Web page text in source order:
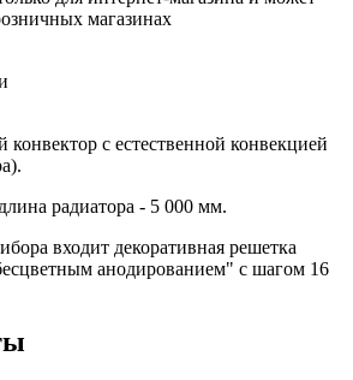
магазинах
с естественной конвекцией
радиатора - 5 000 мм.
входит декоративная решетка
анодированием" с шагом 16